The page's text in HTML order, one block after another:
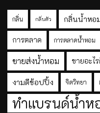
กลิ่น กลิ่นตัว กลิ่นน้ำหอ
การตลาด การตลาดน้ำหอม
ขายส่งน้ำหอม ขายอะไ
งามดีช้อปปิ้ง จิตวิทยา
ทำแบรนด์น้ำห